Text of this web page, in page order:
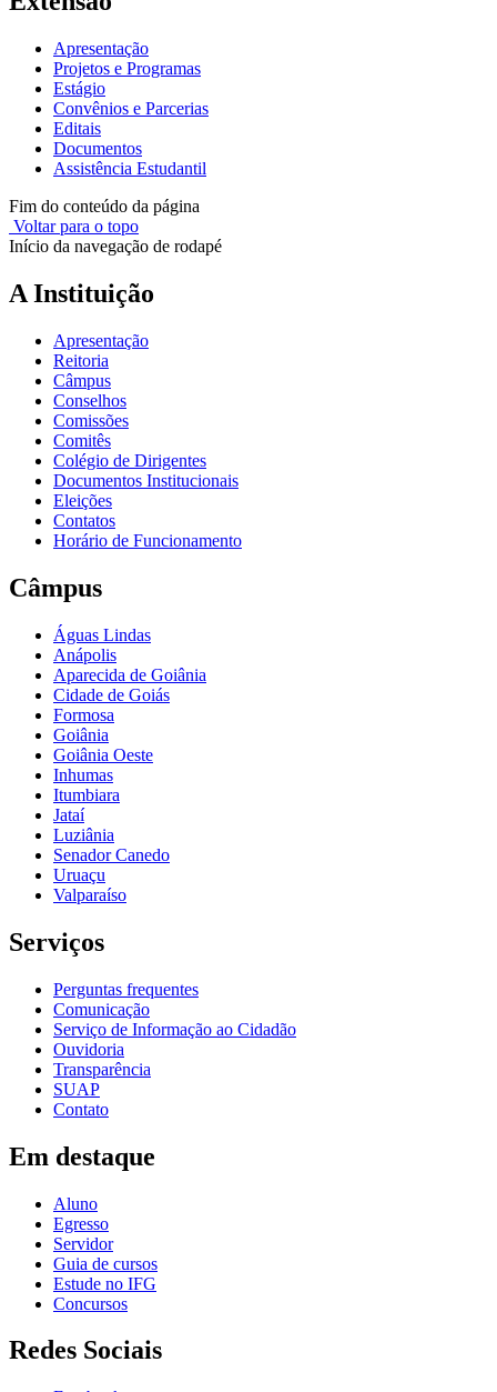
Apresentação
Projetos e Programas
Estágio
Convênios e Parcerias
Editais
Documentos
Assistência Estudantil
Fim do conteúdo da página
Voltar para o topo
Início da navegação de rodapé
A Instituição
Apresentação
Reitoria
Câmpus
Conselhos
Comissões
Comitês
Colégio de Dirigentes
Documentos Institucionais
Eleições
Contatos
Horário de Funcionamento
Câmpus
Águas Lindas
Anápolis
Aparecida de Goiânia
Cidade de Goiás
Formosa
Goiânia
Goiânia Oeste
Inhumas
Itumbiara
Jataí
Luziânia
Senador Canedo
Uruaçu
Valparaíso
Serviços
Perguntas frequentes
Comunicação
Serviço de Informação ao Cidadão
Ouvidoria
Transparência
SUAP
Contato
Em destaque
Aluno
Egresso
Servidor
Guia de cursos
Estude no IFG
Concursos
Redes Sociais